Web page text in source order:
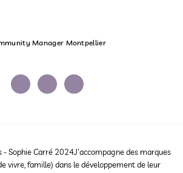
Manager Montpellier
- Sophie Carré 2024J'accompagne des marques
vivre, famille) dans le développement de leur